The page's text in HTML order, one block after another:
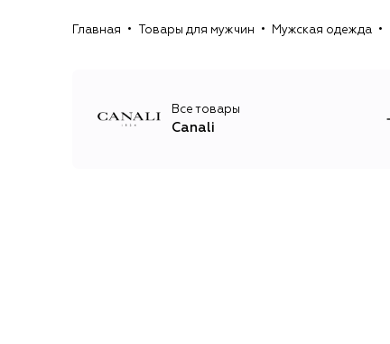
Главная Товары для мужчин Мужская одежда
Все товары
Canali